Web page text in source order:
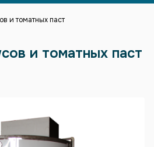
и томатных паст
и томатных паст